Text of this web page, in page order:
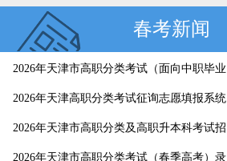
春考新闻
2026年天津市高职分类考试（面向中职毕业
生）征询志愿录取结果今日可查
2026年天津高职分类考试征询志愿填报系统
2026年天津市高职分类及高职升本科考试招
生录取工作结束，4月25日起考生可以查询
2026年天津市高职分类考试（春季高考）录